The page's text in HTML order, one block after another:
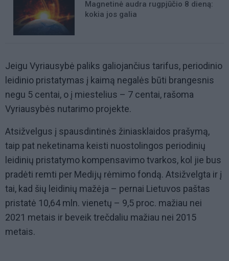
Magnetinė audra rugpjūčio 8 dieną:
kokia jos galia
Jeigu Vyriausybė paliks galiojančius tarifus, periodinio
leidinio pristatymas į kaimą negalės būti brangesnis
negu 5 centai, o į miestelius – 7 centai, rašoma
Vyriausybės nutarimo projekte.
Atsižvelgus į spausdintinės žiniasklaidos prašymą,
taip pat neketinama keisti nuostolingos periodinių
leidinių pristatymo kompensavimo tvarkos, kol jie bus
pradėti remti per Medijų rėmimo fondą. Atsižvelgta ir į
tai, kad šių leidinių mažėja – pernai Lietuvos paštas
pristatė 10,64 mln. vienetų – 9,5 proc. mažiau nei
2021 metais ir beveik trečdaliu mažiau nei 2015
metais.